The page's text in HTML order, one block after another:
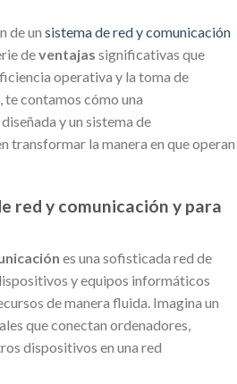
de un sistema de red y comunicación
deventajas significativas que
operativa y la toma de
te contamos cómo una
y un sistema de
transformar la manera en que operan
red y comunicación y para
es una sofisticada red de
y equipos informáticos
de manera fluida. Imagina un
que conectan ordenadores,
dispositivos en una red